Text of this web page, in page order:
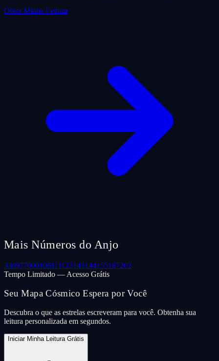
Obter Minha Leitura
Mais Números do Anjo
336977000106111123143144155187202
Tempo Limitado — Acesso Grátis
Seu Mapa Cósmico Espera por Você
Descubra o que as estrelas escreveram para você. Obtenha sua
leitura personalizada em segundos.
Iniciar Minha Leitura Grátis